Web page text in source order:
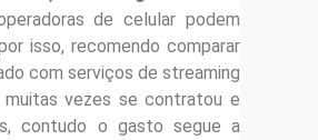
de celular podem
isso, recomendo comparar
com serviços de streaming
vezes se contratou e
contudo o gasto segue a